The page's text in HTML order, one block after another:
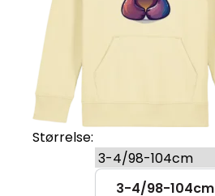
Størrelse:
3-4/98-104cm